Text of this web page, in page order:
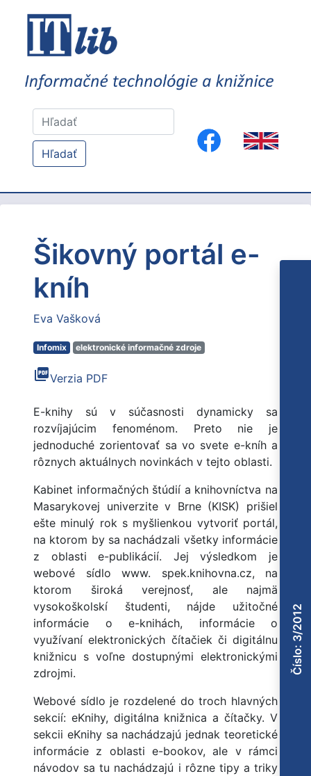
Hľadať
Šikovný portál e-
kníh
Eva Vašková
Infomix elektronické informačné zdroje
picture_as_pdfVerzia PDF
E-knihy sú v súčasnosti dynamicky sa
rozvíjajúcim fenoménom. Preto nie je
jednoduché zorientovať sa vo svete e-kníh a
rôznych aktuálnych novinkách v tejto oblasti.
Kabinet informačných štúdií a knihovníctva na
Masarykovej univerzite v Brne (KISK) prišiel
ešte minulý rok s myšlienkou vytvoriť portál,
na ktorom by sa nachádzali všetky informácie
z oblasti e-publikácií. Jej výsledkom je
webové sídlo www. spek.knihovna.cz, na
ktorom široká verejnosť, ale najmä
vysokoškolskí študenti, nájde užitočné
informácie o e-knihách, informácie o
využívaní elektronických čítačiek či digitálnu
knižnicu s voľne dostupnými elektronickými
zdrojmi.
Webové sídlo je rozdelené do troch hlavných
sekcií: eKnihy, digitálna knižnica a čítačky. V
sekcii eKnihy sa nachádzajú jednak teoretické
informácie z oblasti e-bookov, ale v rámci
návodov sa tu nachádzajú i rôzne tipy a triky
Číslo: 3/2012